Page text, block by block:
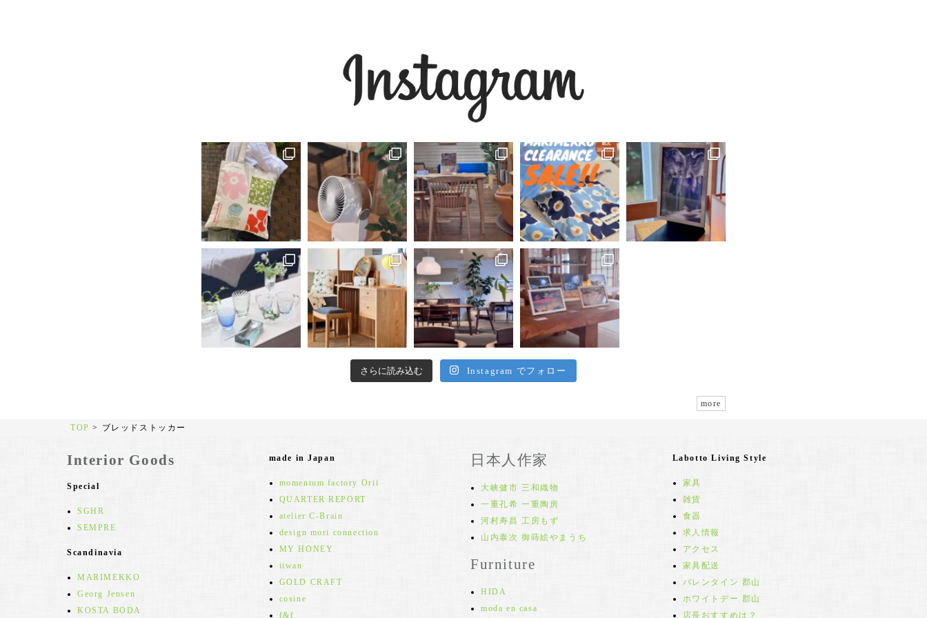
さらに読み込む Instagram でフォロー
more
TOP > ブレッドストッカー
Interior Goods
Special
SGHR
SEMPRE
Scandinavia
MARIMEKKO
Georg Jensen
KOSTA BODA
made in Japan
momentum factory Orii
QUARTER REPORT
atelier C-Brain
design mori connection
MY HONEY
iiwan
GOLD CRAFT
cosine
f&f
日本人作家
大峡健市 三和織物
一重孔希 一重陶房
河村寿昌 工房もず
山内泰次 御蒔絵やまうち
Furniture
HIDA
moda en casa
Labotto Living Style
家具
雑貨
食器
求人情報
アクセス
家具配送
バレンタイン 郡山
ホワイトデー 郡山
店長おすすめは？